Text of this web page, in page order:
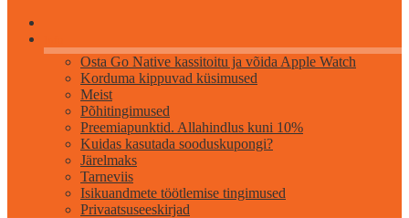
Osta Go Native kassitoitu ja võida Apple Watch
Korduma kippuvad küsimused
Meist
Põhitingimused
Preemiapunktid. Allahindlus kuni 10%
Kuidas kasutada sooduskupongi?
Järelmaks
Tarneviis
Isikuandmete töötlemise tingimused
Privaatsuseeskirjad